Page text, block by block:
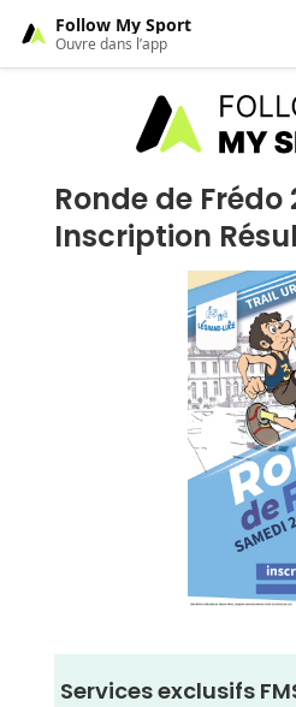
Ronde de Frédo
Inscription
Services exclusifs
Follow My Sport
Ouvre dans l’app